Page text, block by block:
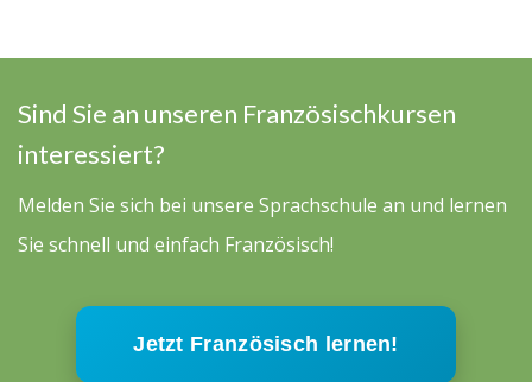
Sind Sie an unseren Französischkursen
interessiert?
Melden Sie sich bei unsere Sprachschule an und lernen
Sie schnell und einfach Französisch!
Jetzt Französisch lernen!